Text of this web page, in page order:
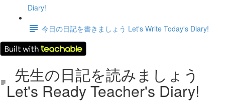
Diary!
今日の日記を書きましょう Let's Write Today's Diary!
先生の日記を読みましょう
Let's Ready Teacher's Diary!